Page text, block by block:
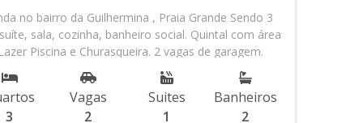
no bairro da Guilhermina , Praia Grande Sendo 3
sala, cozinha, banheiro social. Quintal com área
Piscina e Churasqueira. 2 vagas de garagem.
da Praia, próximo de escolas, mercados, bancos,
livre entre outros comércios .... Condição de
Financiamento Bancário Agende sua visita através
4443 *****Referência ALL331****
3
Vagas
2
Suites
1
Banheiros
2